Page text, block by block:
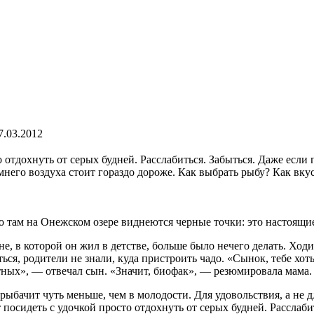
от серых будней. Расслабиться. Забыться. Даже
воздуха стоит гораздо дороже. Как выбрать рыбу? Как
там на Онежском озере виднеются черные точки: это
в которой он жил в детстве, больше было нечего делать.
родители не знали, куда пристроить чадо. «Сынок, тебе
— отвечал сын. «Значит, биофак», — резюмировала мама.
чуть меньше, чем в молодости. Для удовольствия, а не
с удочкой просто отдохнуть от серых будней.